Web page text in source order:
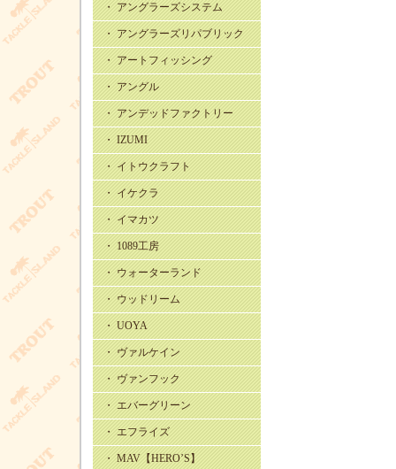
・ アングラーズシステム
・ アングラーズリパブリック
・ アートフィッシング
・ アングル
・ アンデッドファクトリー
・ IZUMI
・ イトウクラフト
・ イケクラ
・ イマカツ
・ 1089工房
・ ウォーターランド
・ ウッドリーム
・ UOYA
・ ヴァルケイン
・ ヴァンフック
・ エバーグリーン
・ エフライズ
・ MAV【HERO’S】